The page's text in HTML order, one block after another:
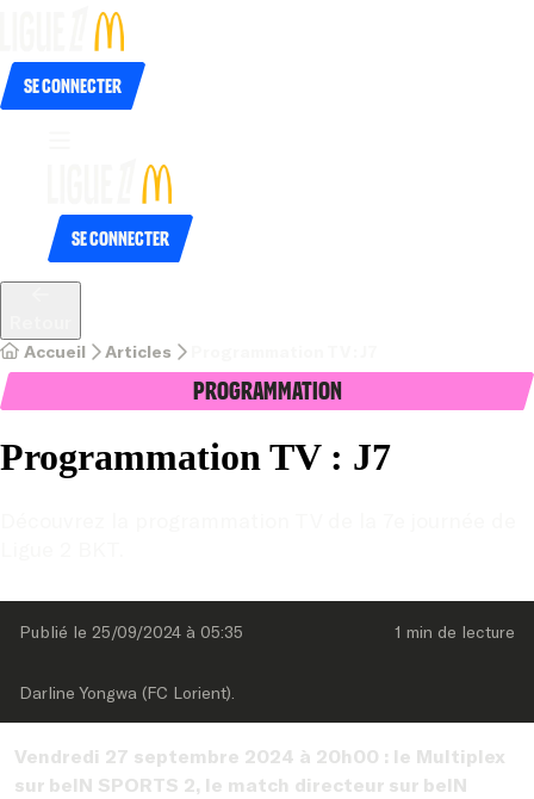
Se connecter
Se connecter
Accueil Articles
Programmation
Programmation TV : J7
Publié le 25/09/2024 à 05:35 1 min de lecture
Darline Yongwa (FC Lorient).
Vendredi 27 septembre 2024 à 20h00 : le Multiplex
sur beIN SPORTS 2, le match directeur sur beIN